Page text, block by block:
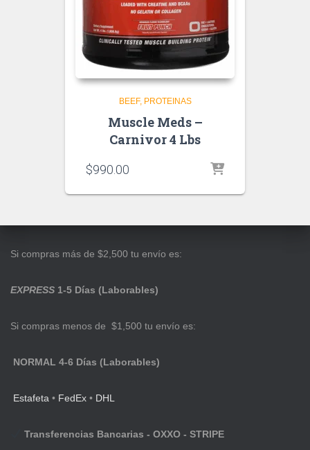
BEEF PROTEINAS
Muscle Meds –
Carnivor 4 Lbs
$990.00
Si compras más de $2,500 tu envío es:
EXPRESS 1-5 Días (Laborables)
Si compras menos de $1,500 tu envío es:
NORMAL 4-6 Días (Laborables)
Estafeta • FedEx • DHL
Transferencias Bancarias - OXXO - STRIPE